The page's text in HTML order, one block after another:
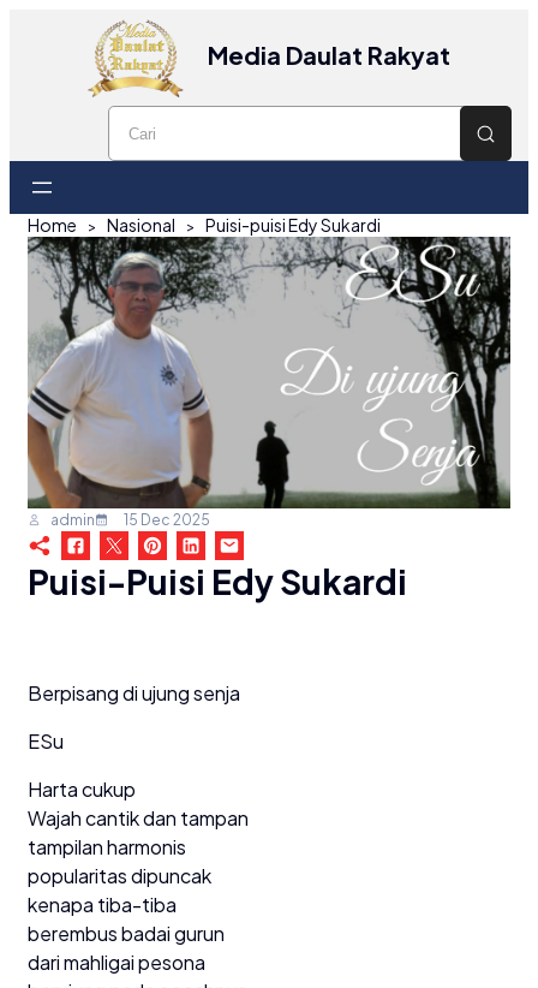
Media Daulat Rakyat
Home Nasional Puisi-puisi Edy Sukardi
admin 15 Dec 2025
Puisi-Puisi Edy Sukardi
Berpisang di ujung senja
ESu
Harta cukup
Wajah cantik dan tampan
tampilan harmonis
popularitas dipuncak
kenapa tiba-tiba
berembus badai gurun
dari mahligai pesona